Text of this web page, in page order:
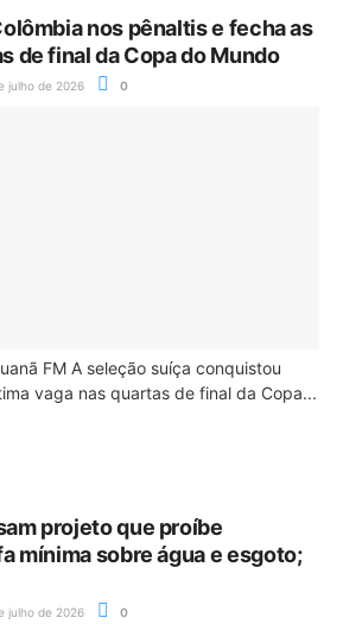
nos pênaltis e fecha as
de final da Copa do Mundo
julho de 2026 0
FM A seleção suíça conquistou
vaga nas quartas de final da Copa...
projeto que proíbe
mínima sobre água e esgoto;
julho de 2026 0